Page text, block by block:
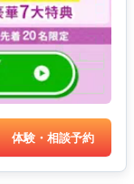
体験・相談予約